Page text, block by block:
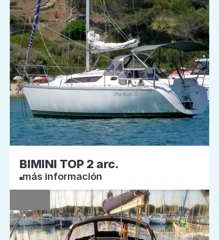
BIMINI TOP 2 arc.
más información